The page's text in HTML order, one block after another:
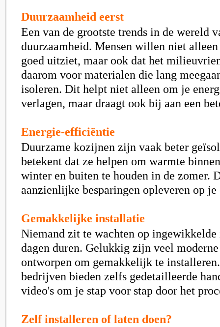
Duurzaamheid eerst
Een van de grootste trends in de wereld
duurzaamheid. Mensen willen niet
goed uitziet, maar ook dat het
daarom voor materialen die lang
isoleren. Dit helpt niet alleen om je
verlagen, maar draagt ook bij aan een
Energie-efficiëntie
Duurzame kozijnen zijn vaak beter
betekent dat ze helpen om warmte
winter en buiten te houden in de zomer.
aanzienlijke besparingen opleveren op
Gemakkelijke installatie
Niemand zit te wachten op
dagen duren. Gelukkig zijn veel
ontworpen om gemakkelijk te
bedrijven bieden zelfs gedetailleerde
video's om je stap voor stap door het
Zelf installeren of laten doen?